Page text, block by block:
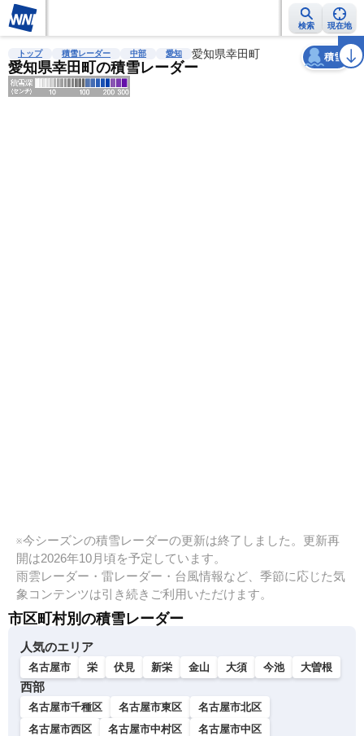
検索 現在地
雨雲レーダー 台風情報 地震情報 警報・注意報 2週間天気 ラ
トップ 積雪レーダー 中部 愛知 愛知県幸田町
愛知県幸田町の積雪レーダー
積雪
天気 台風
※今シーズンの積雪レーダーの更新は終了しました。更新再
開は2026年10月頃を予定しています。
雨雲レーダー・雷レーダー・台風情報など、季節に応じた気
象コンテンツは引き続きご利用いただけます。
市区町村別の積雪レーダー
人気のエリア
名古屋市 栄 伏見 新栄 金山 大須 今池 大曽根
西部
名古屋市千種区 名古屋市東区
名古屋市北区
名古屋市西区
名古屋市中村区
名古屋市中区